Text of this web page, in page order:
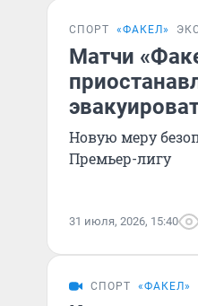
СПОРТ «ФАКЕЛ»
Матчи
Новую меру
Премьер-лигу
31 июля, 2026, 15:40
СПОРТ «ФАКЕЛ»